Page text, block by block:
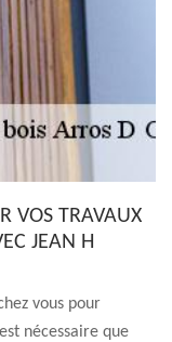
VOS TRAVAUX
JEAN H
vous pour
nécessaire que